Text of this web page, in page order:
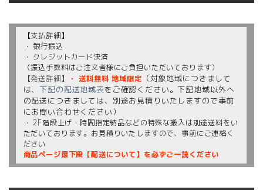
【支払詳細】
・ 銀行振込
・ クレジットカード決済
（振込手数料はご注文者様にご負担いただいております）
【発送詳細】
・ 送料無料 地域限定 （対象地域につきまして
は、下記の配送地域表をご確認ください。下記地域以外へ
の配送につきましては、別途お見積りいたしますので事前
にお問い合わせください）
・ 2F階段上げ・時間指定納品などの特殊な搬入は別途送料をい
ただいております。お見積りいたしますので、事前にご連絡く
ださい
商品ページ最下段【配送について】を必ずご一読ください